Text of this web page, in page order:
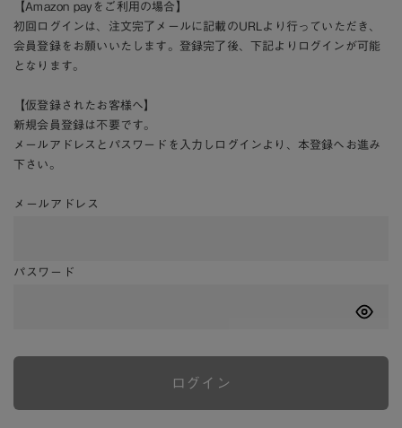
【Amazon payをご利用の場合】
初回ログインは、注文完了メールに記載のURLより行っていただき、
会員登録をお願いいたします。登録完了後、下記よりログインが可能
となります。
【仮登録されたお客様へ】
新規会員登録は不要です。
メールアドレスとパスワードを入力しログインより、本登録へお進み
下さい。
メールアドレス
パスワード
ログイン